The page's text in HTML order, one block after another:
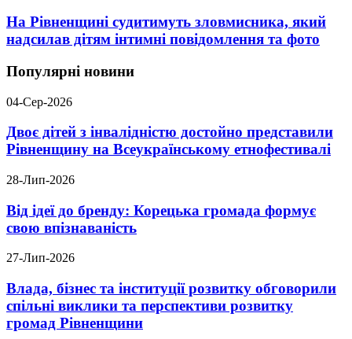
На Рівненщині судитимуть зловмисника, який
надсилав дітям інтимні повідомлення та фото
Популярні новини
04-Сер-2026
Двоє дітей з інвалідністю достойно представили
Рівненщину на Всеукраїнському етнофестивалі
28-Лип-2026
Від ідеї до бренду: Корецька громада формує
свою впізнаваність
27-Лип-2026
Влада, бізнес та інституції розвитку обговорили
спільні виклики та перспективи розвитку
громад Рівненщини